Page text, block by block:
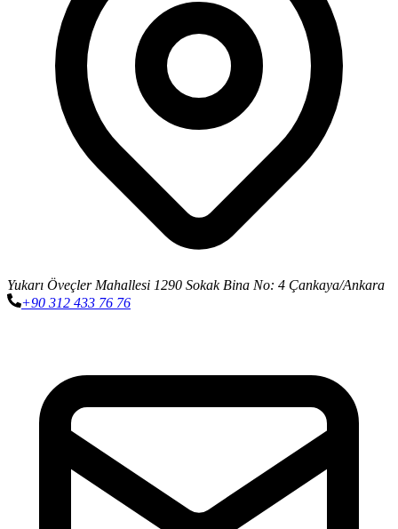
Yukarı Öveçler Mahallesi 1290 Sokak Bina No: 4 Çankaya/Ankara
+90 312 433 76 76